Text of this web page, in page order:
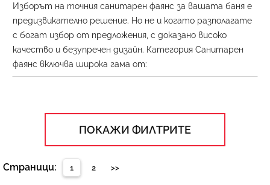
Изборът на точния санитарен фаянс за вашата баня е
предизвикателно решение. Но не и когато разполагате
с богат избор от предложения, с доказано високо
качество и безупречен дизайн. Категория Санитарен
фаянс включва широка гама от:
Проектиран така, че да предостави
ПОКАЖИ ФИЛТРИТЕ
Страници: 1 2 >>